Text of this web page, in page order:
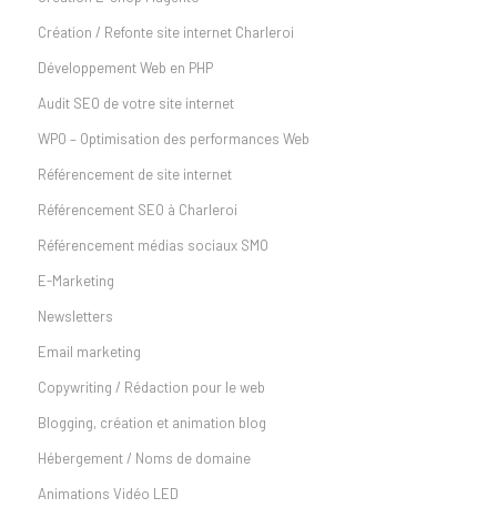
Création / Refonte site internet Charleroi
Développement Web en PHP
Audit SEO de votre site internet
WPO – Optimisation des performances Web
Référencement de site internet
Référencement SEO à Charleroi
Référencement médias sociaux SMO
E-Marketing
Newsletters
Email marketing
Copywriting / Rédaction pour le web
Blogging, création et animation blog
Hébergement / Noms de domaine
Animations Vidéo LED